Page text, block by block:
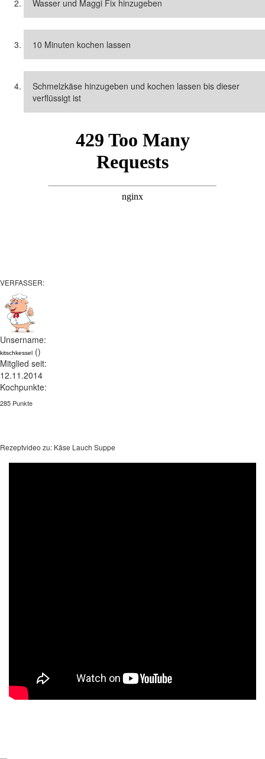
Wasser und Maggi Fix hinzugeben
10 Minuten kochen lassen
Schmelzkäse hinzugeben und kochen lassen bis dieser
verflüssigt ist
VERFASSER:
Unsername:
kitschkessel ()
Mitglied seit:
12.11.2014
Kochpunkte:
285 Punkte
Rezeptvideo zu: Käse Lauch Suppe